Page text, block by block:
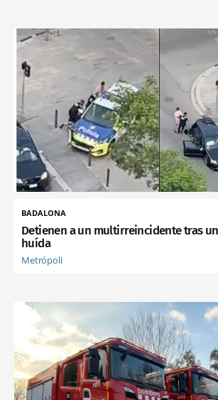
BADALONA
Detienen a un multirreincidente tras
huída
Metrópoli